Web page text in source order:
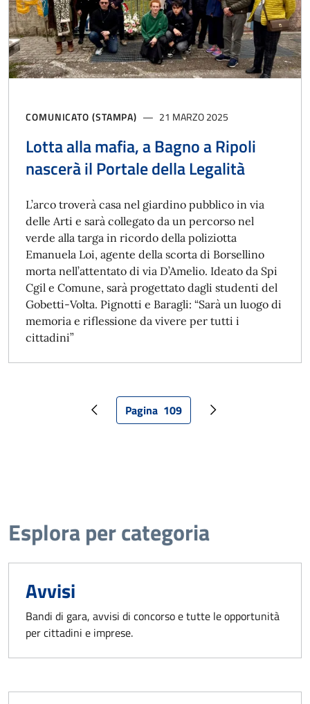
COMUNICATO (STAMPA) 21 MARZO 2025
Lotta alla mafia, a Bagno a Ripoli
nascerà il Portale della Legalità
L’arco troverà casa nel giardino pubblico in via
delle Arti e sarà collegato da un percorso nel
verde alla targa in ricordo della poliziotta
Emanuela Loi, agente della scorta di Borsellino
morta nell’attentato di via D’Amelio. Ideato da Spi
Cgil e Comune, sarà progettato dagli studenti del
Gobetti-Volta. Pignotti e Baragli: “Sarà un luogo di
memoria e riflessione da vivere per tutti i
cittadini”
Pagina precedentePagina attuale
Pagina 109 Pagina successiva
Esplora per categoria
Avvisi
Bandi di gara, avvisi di concorso e tutte le opportunità
per cittadini e imprese.